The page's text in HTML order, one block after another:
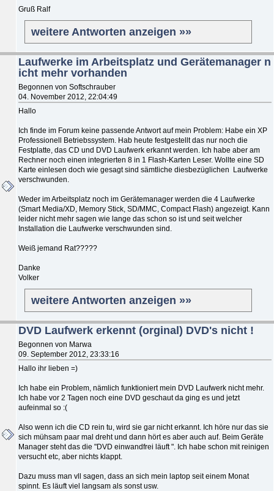
Gruß Ralf
weitere Antworten anzeigen »»
Laufwerke im Arbeitsplatz und Gerätemanager n
icht mehr vorhanden
Begonnen von Softschrauber
04. November 2012, 22:04:49
Hallo
Ich finde im Forum keine passende Antwort auf mein Problem: Habe ein XP
Professionell Betriebssystem. Hab heute festgestellt das nur noch die
Festplatte, das CD und DVD Laufwerk erkannt werden. Ich habe aber am
Rechner noch einen integrierten 8 in 1 Flash-Karten Leser. Wollte eine SD
Karte einlesen doch wie gesagt sind sämtliche diesbezüglichen Laufwerke
verschwunden.
Weder im Arbeitsplatz noch im Gerätemanager werden die 4 Laufwerke
(Smart Media/XD, Memory Stick, SD/MMC, Compact Flash) angezeigt. Kann
leider nicht mehr sagen wie lange das schon so ist und seit welcher
Installation die Laufwerke verschwunden sind.
Weiß jemand Rat?????
Danke
Volker
weitere Antworten anzeigen »»
DVD Laufwerk erkennt (orginal) DVD's nicht !
Begonnen von Marwa
09. September 2012, 23:33:16
Hallo ihr lieben =)
Ich habe ein Problem, nämlich funktioniert mein DVD Laufwerk nicht mehr.
Ich habe vor 2 Tagen noch eine DVD geschaut da ging es und jetzt
aufeinmal so :(
Also wenn ich die CD rein tu, wird sie gar nicht erkannt. Ich höre nur das sie
sich mühsam paar mal dreht und dann hört es aber auch auf. Beim Geräte
Manager steht das die "DVD einwandfrei läuft ". Ich habe schon mit reinigen
versucht etc, aber nichts klappt.
Dazu muss man vll sagen, dass an sich mein laptop seit einem Monat
spinnt. Es läuft viel langsam als sonst usw.